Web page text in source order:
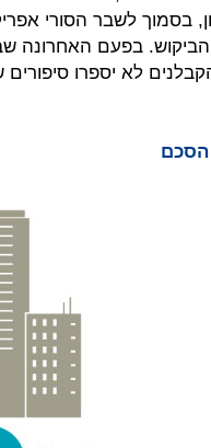
בסמוך לשבר הסורי
בפעם האחרונה
לא יספרו סיפורים
הסכם